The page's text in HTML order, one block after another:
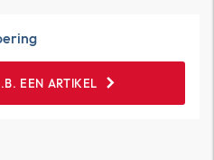
EEN ARTIKEL